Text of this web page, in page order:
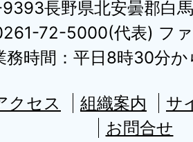
長野県北安曇郡白
72-5000(代表) フ
務時間：平日8時30分か
クセス 組織案内
サ
お問合せ